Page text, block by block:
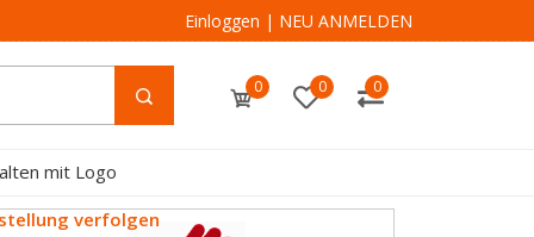
Einloggen | NEU ANMELDEN
0 0 0
mit Logo
verfolgen